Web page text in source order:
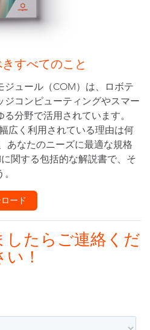
すべてのこと
ジュール（COM）は、ロボテ
ジコンピューティングやスマー
分野で活用されています。
広く利用されている理由は何
あなたのニーズに最適な規格
関する包括的な解説書で、そ
ード
したらご連絡くだ
い！